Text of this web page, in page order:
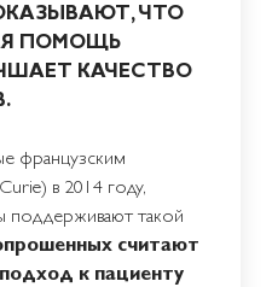
ЧТО
ПОМОЩЬ
КАЧЕСТВО
французским
в 2014 году,
поддерживают такой
считают
к пациенту